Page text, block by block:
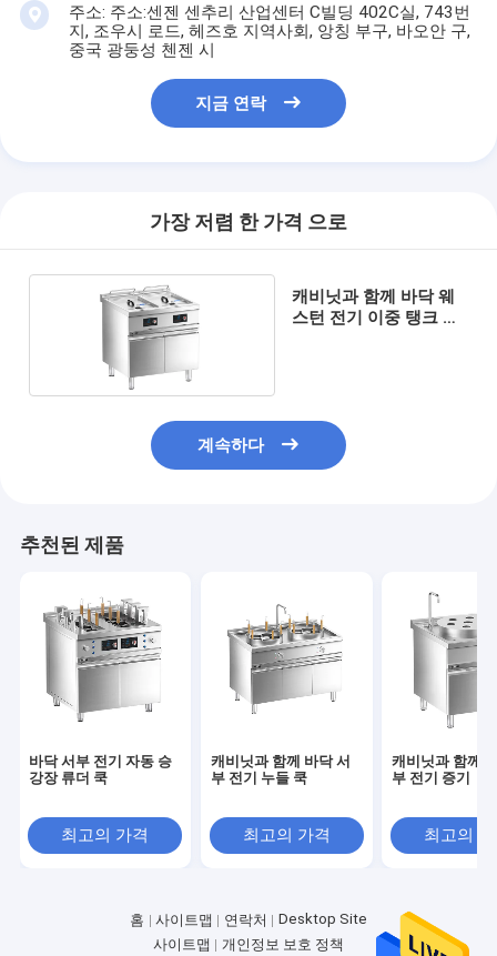
주소: 주소:센젠 센추리 산업센터 C빌딩 402C실, 743번
지, 조우시 로드, 헤즈호 지역사회, 앙칭 부구, 바오안 구,
중국 광둥성 첸젠 시
지금 연락
가장 저렴 한 가격 으로
캐비닛과 함께 바닥 웨
스턴 전기 이중 탱크 딥
계속하다
추천된 제품
바닥 서부 전기 자동 승
강장 류더 쿡
최고의 가격
캐비닛과 함께 바닥 서
부 전기 누들 쿡
최고의 가격
캐비닛과 함께
부 전기 증기
최고의
홈 사이트맵 연락처
Desktop Site
사이트맵
개인정보 보호 정책